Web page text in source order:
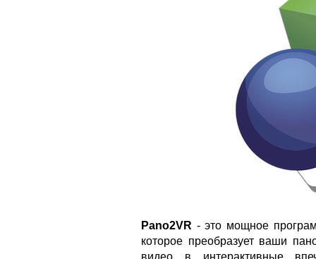
Pano2VR - это мощное
которое преобразует ваши